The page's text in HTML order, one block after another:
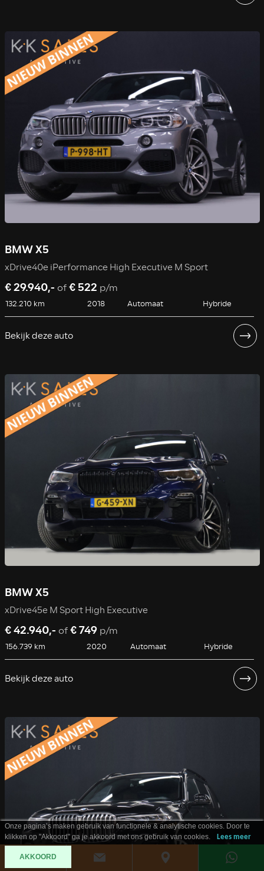
BMW X5
xDrive40e iPerformance High Executive M Sport
€ 29.940,- of€ 522 p/m
132.210 km 2018 Automaat Hybride
Bekijk deze auto
BMW X5
xDrive45e M Sport High Executive
€ 42.940,- of€ 749 p/m
156.739 km 2020 Automaat Hybride
Bekijk deze auto
Onze pagina’s maken gebruik van functionele & analytische cookies. Door te
klikken op "Akkoord" ga je akkoord met ons gebruik van cookies.
Lees meer
AKKOORD